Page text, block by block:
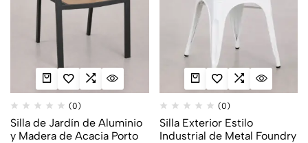
(0)
Silla de Jardín de Aluminio
y Madera de Acacia Porto
(0)
Silla Exterior Estilo
Industrial de Metal Foundry